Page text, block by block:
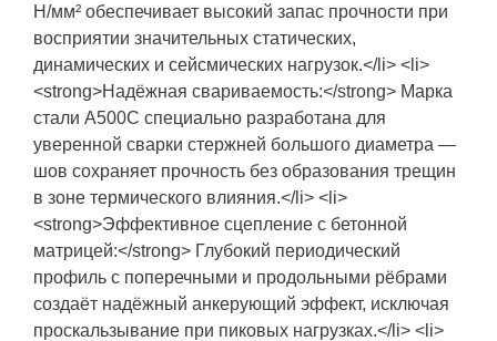
Н/мм² обеспечивает высокий запас прочности при
восприятии значительных статических,
динамических и сейсмических нагрузок.</li> <li>
<strong>Надёжная свариваемость:</strong> Марка
стали А500С специально разработана для
уверенной сварки стержней большого диаметра —
шов сохраняет прочность без образования трещин
в зоне термического влияния.</li> <li>
<strong>Эффективное сцепление с бетонной
матрицей:</strong> Глубокий периодический
профиль с поперечными и продольными рёбрами
создаёт надёжный анкерующий эффект, исключая
проскальзывание при пиковых нагрузках.</li> <li>